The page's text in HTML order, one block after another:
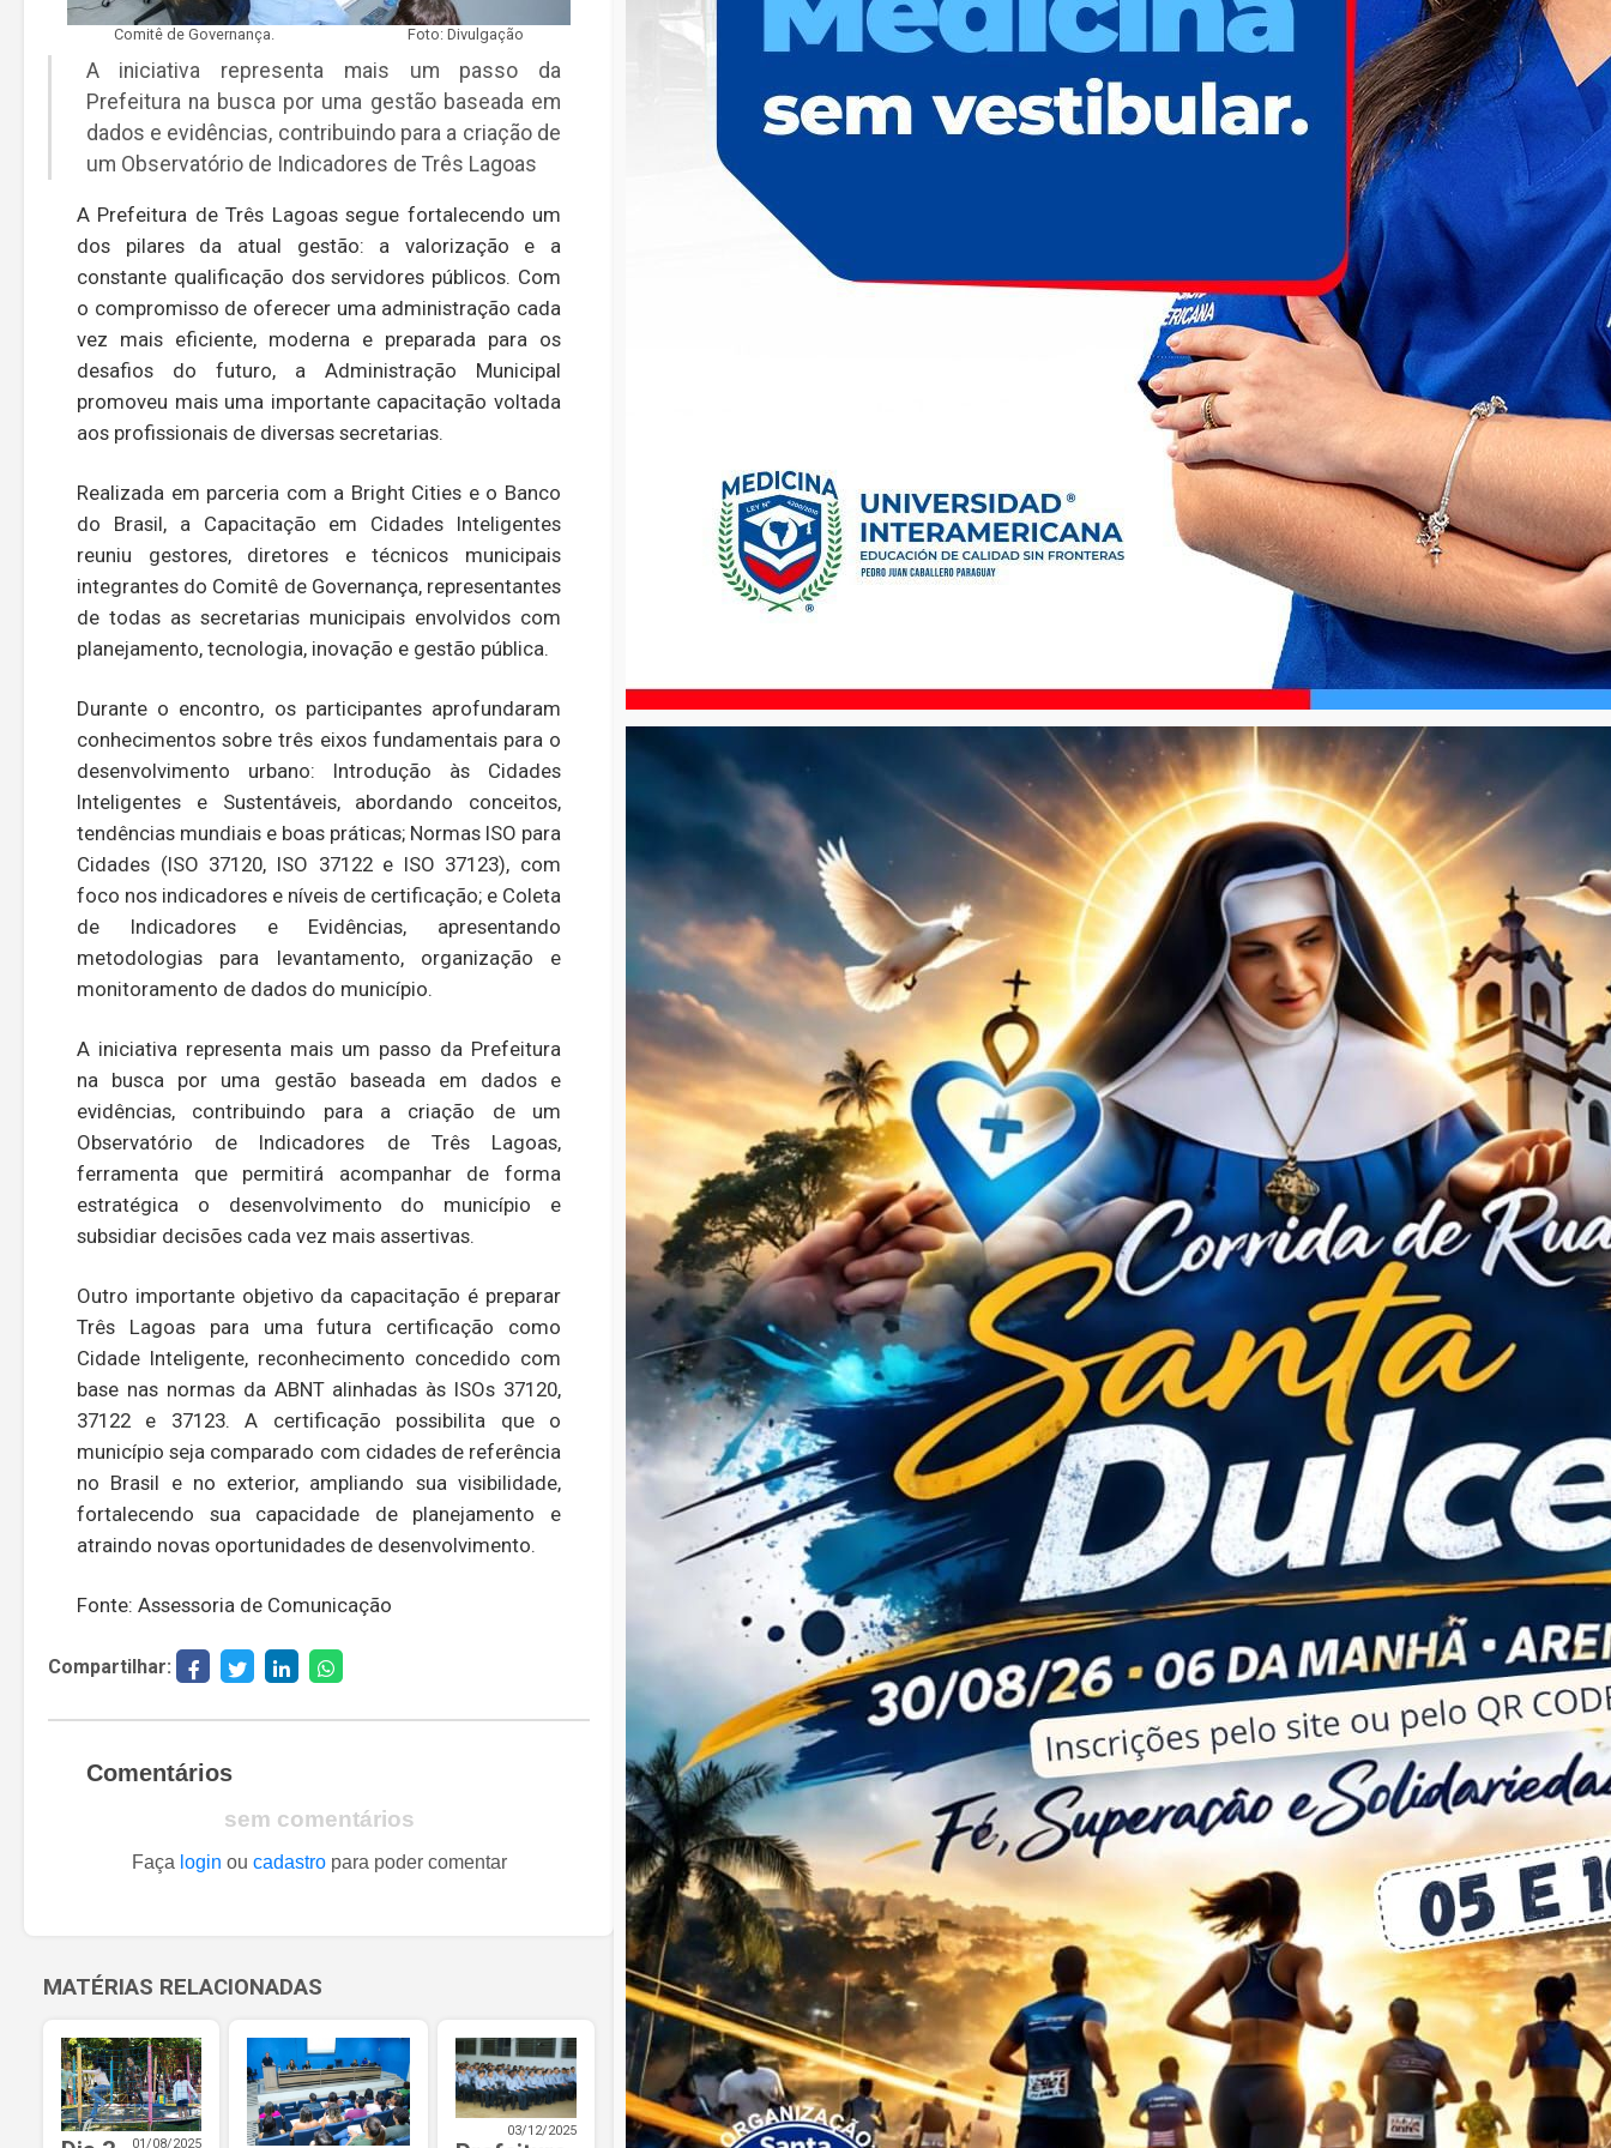
Comitê de Governança. Foto: Divulgação
A iniciativa representa mais um passo da
Prefeitura na busca por uma gestão baseada em
dados e evidências, contribuindo para a criação de
um Observatório de Indicadores de Três Lagoas
A Prefeitura de Três Lagoas segue fortalecendo um
dos pilares da atual gestão: a valorização e a
constante qualificação dos servidores públicos. Com
o compromisso de oferecer uma administração cada
vez mais eficiente, moderna e preparada para os
desafios do futuro, a Administração Municipal
promoveu mais uma importante capacitação voltada
aos profissionais de diversas secretarias.
Realizada em parceria com a Bright Cities e o Banco
do Brasil, a Capacitação em Cidades Inteligentes
reuniu gestores, diretores e técnicos municipais
integrantes do Comitê de Governança, representantes
de todas as secretarias municipais envolvidos com
planejamento, tecnologia, inovação e gestão pública.
Durante o encontro, os participantes aprofundaram
conhecimentos sobre três eixos fundamentais para o
desenvolvimento urbano: Introdução às Cidades
Inteligentes e Sustentáveis, abordando conceitos,
tendências mundiais e boas práticas; Normas ISO para
Cidades (ISO 37120, ISO 37122 e ISO 37123), com
foco nos indicadores e níveis de certificação; e Coleta
de Indicadores e Evidências, apresentando
metodologias para levantamento, organização e
monitoramento de dados do município.
A iniciativa representa mais um passo da Prefeitura
na busca por uma gestão baseada em dados e
evidências, contribuindo para a criação de um
Observatório de Indicadores de Três Lagoas,
ferramenta que permitirá acompanhar de forma
estratégica o desenvolvimento do município e
subsidiar decisões cada vez mais assertivas.
Outro importante objetivo da capacitação é preparar
Três Lagoas para uma futura certificação como
Cidade Inteligente, reconhecimento concedido com
base nas normas da ABNT alinhadas às ISOs 37120,
37122 e 37123. A certificação possibilita que o
município seja comparado com cidades de referência
no Brasil e no exterior, ampliando sua visibilidade,
fortalecendo sua capacidade de planejamento e
atraindo novas oportunidades de desenvolvimento.
Fonte: Assessoria de Comunicação
Compartilhar:
Comentários
sem comentários
Faça login ou cadastropara poder comentar
MATÉRIAS RELACIONADAS
01/08/2025
03/12/2025